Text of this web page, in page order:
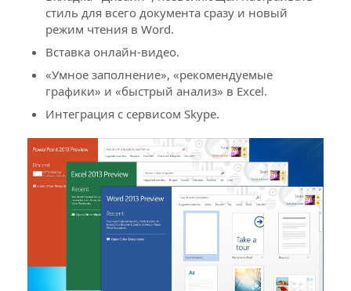
стиль для всего документа сразу и новый
режим чтения в Word.
Вставка онлайн-видео.
«Умное заполнение», «рекомендуемые
графики» и «быстрый анализ» в Excel.
Интеграция с сервисом Skype.